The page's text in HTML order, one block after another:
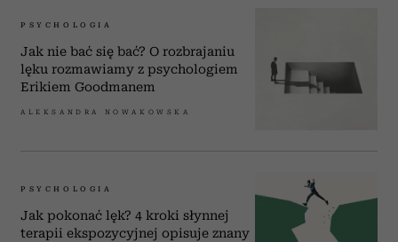
PSYCHOLOGIA
Jak nie bać się bać? O rozbrajaniu
lęku rozmawiamy z psychologiem
Erikiem Goodmanem
ALEKSANDRA NOWAKOWSKA
PSYCHOLOGIA
Jak pokonać lęk? 4 kroki słynnej
terapii ekspozycyjnej opisuje znany